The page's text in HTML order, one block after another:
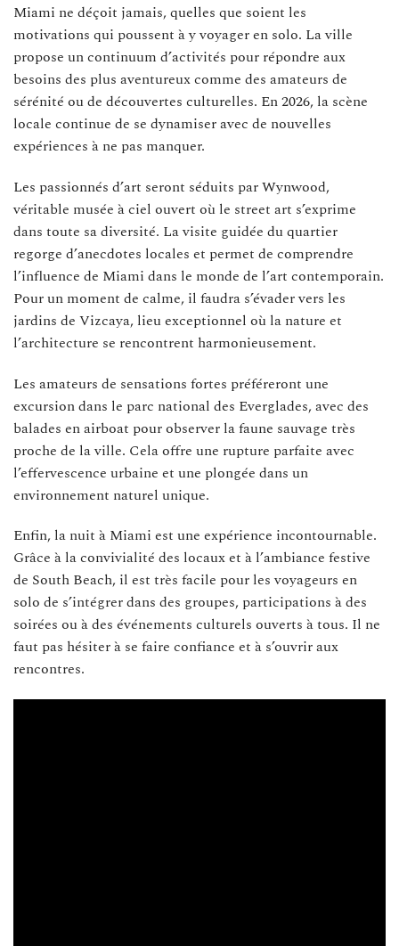
Miami ne déçoit jamais, quelles que soient les
motivations qui poussent à y voyager en solo. La ville
propose un continuum d’activités pour répondre aux
besoins des plus aventureux comme des amateurs de
sérénité ou de découvertes culturelles. En 2026, la scène
locale continue de se dynamiser avec de nouvelles
expériences à ne pas manquer.
Les passionnés d’art seront séduits par Wynwood,
véritable musée à ciel ouvert où le street art s’exprime
dans toute sa diversité. La visite guidée du quartier
regorge d’anecdotes locales et permet de comprendre
l’influence de Miami dans le monde de l’art contemporain.
Pour un moment de calme, il faudra s’évader vers les
jardins de Vizcaya, lieu exceptionnel où la nature et
l’architecture se rencontrent harmonieusement.
Les amateurs de sensations fortes préféreront une
excursion dans le parc national des Everglades, avec des
balades en airboat pour observer la faune sauvage très
proche de la ville. Cela offre une rupture parfaite avec
l’effervescence urbaine et une plongée dans un
environnement naturel unique.
Enfin, la nuit à Miami est une expérience incontournable.
Grâce à la convivialité des locaux et à l’ambiance festive
de South Beach, il est très facile pour les voyageurs en
solo de s’intégrer dans des groupes, participations à des
soirées ou à des événements culturels ouverts à tous. Il ne
faut pas hésiter à se faire confiance et à s’ouvrir aux
rencontres.